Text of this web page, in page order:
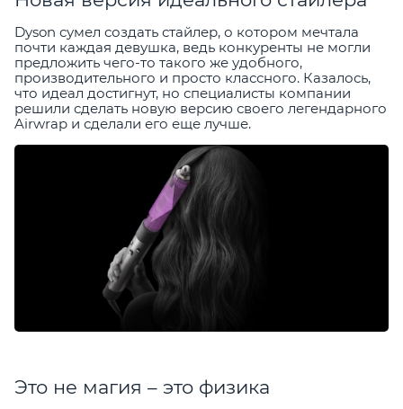
Dyson сумел создать стайлер, о котором мечтала
почти каждая девушка, ведь конкуренты не могли
предложить чего-то такого же удобного,
производительного и просто классного. Казалось,
что идеал достигнут, но специалисты компании
решили сделать новую версию своего легендарного
Airwrap и сделали его еще лучше.
Это не магия – это физика